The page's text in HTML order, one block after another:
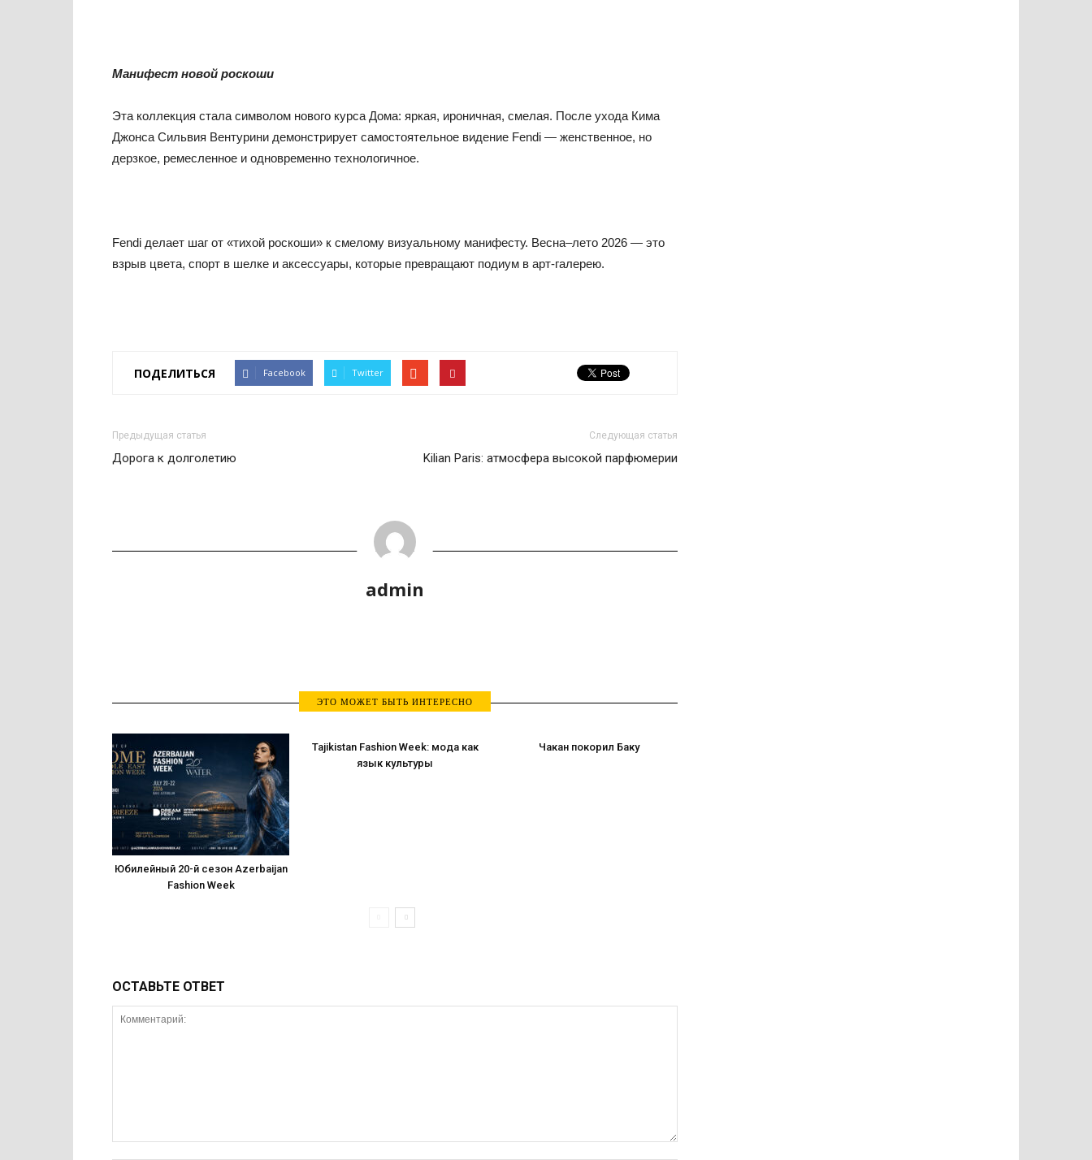
Манифест новой роскоши
Эта коллекция стала символом нового курса Дома: яркая, ироничная, смелая. После ухода Кима
Джонса Сильвия Вентурини демонстрирует самостоятельное видение Fendi — женственное, но
дерзкое, ремесленное и одновременно технологичное.
Fendi делает шаг от «тихой роскоши» к смелому визуальному манифесту. Весна–лето 2026 — это
взрыв цвета, спорт в шелке и аксессуары, которые превращают подиум в арт-галерею.
ПОДЕЛИТЬСЯ Facebook Twitter
Предыдущая статья
Дорога к долголетию
Следующая статья
Kilian Paris: атмосфера высокой парфюмерии
admin
ЭТО МОЖЕТ БЫТЬ ИНТЕРЕСНО
Юбилейный 20-й сезон Azerbaijan
Fashion Week
Tajikistan Fashion Week: мода как
язык культуры
Чакан покорил Баку
ОСТАВЬТЕ ОТВЕТ